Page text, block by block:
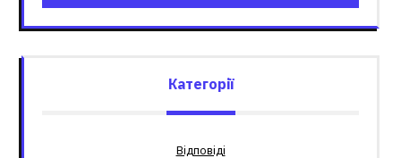
Категорії
Відповіді